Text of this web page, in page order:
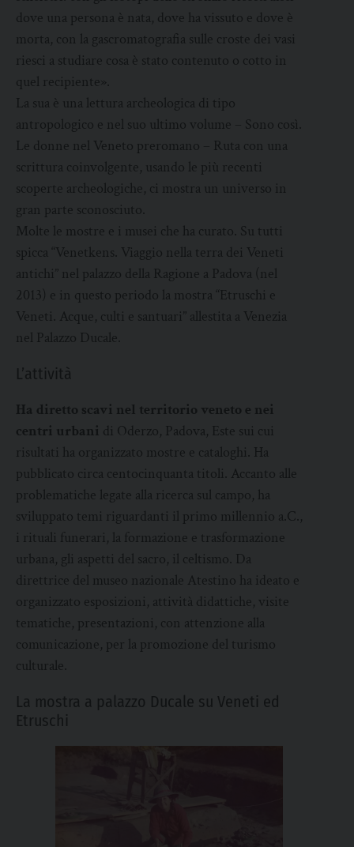
dove una persona è nata, dove ha vissuto e dove è
morta, con la gascromatografia sulle croste dei vasi
riesci a studiare cosa è stato contenuto o cotto in
quel recipiente».
La sua è una lettura archeologica di tipo
antropologico e nel suo ultimo volume – Sono così.
Le donne nel Veneto preromano – Ruta con una
scrittura coinvolgente, usando le più recenti
scoperte archeologiche, ci mostra un universo in
gran parte sconosciuto.
Molte le mostre e i musei che ha curato. Su tutti
spicca “Venetkens. Viaggio nella terra dei Veneti
antichi” nel palazzo della Ragione a Padova (nel
2013) e in questo periodo la mostra “Etruschi e
Veneti. Acque, culti e santuari” allestita a Venezia
nel Palazzo Ducale.
L’attività
Ha diretto scavi nel territorio veneto e nei
centri urbani di Oderzo, Padova, Este sui cui
risultati ha organizzato mostre e cataloghi. Ha
pubblicato circa centocinquanta titoli. Accanto alle
problematiche legate alla ricerca sul campo, ha
sviluppato temi riguardanti il primo millennio a.C.,
i rituali funerari, la formazione e trasformazione
urbana, gli aspetti del sacro, il celtismo. Da
direttrice del museo nazionale Atestino ha ideato e
organizzato esposizioni, attività didattiche, visite
tematiche, presentazioni, con attenzione alla
comunicazione, per la promozione del turismo
culturale.
La mostra a palazzo Ducale su Veneti ed
Etruschi